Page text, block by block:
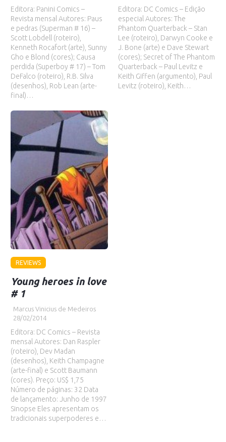
Editora: Panini Comics –
Revista mensal Autores: Paus
e pedras (Superman # 16) –
Scott Lobdell (roteiro),
Kenneth Rocafort (arte), Sunny
Gho e Blond (cores); Causa
perdida (Superboy # 17) – Tom
DeFalco (roteiro), R.B. Silva
(desenhos), Rob Lean (arte-
final)…
Editora: DC Comics – Edição
especial Autores: The
Phantom Quarterback – Stan
Lee (roteiro), Darwyn Cooke e
J. Bone (arte) e Dave Stewart
(cores); Secret of The Phantom
Quarterback – Paul Levitz e
Keith Giffen (argumento), Paul
Levitz (roteiro), Keith…
REVIEWS
Young heroes in love
# 1
Marcus Vinicius de Medeiros
28/02/2014
Editora: DC Comics – Revista
mensal Autores: Dan Raspler
(roteiro), Dev Madan
(desenhos), Keith Champagne
(arte-final) e Scott Baumann
(cores). Preço: US$ 1,75
Número de páginas: 32 Data
de lançamento: Junho de 1997
Sinopse Eles apresentam os
tradicionais superpoderes e…